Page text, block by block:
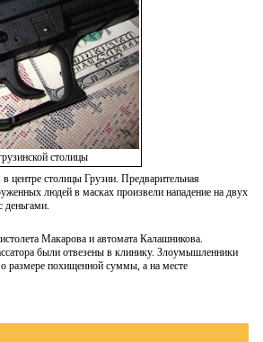
столицы
центре столицы Грузии. Предварительная
людей в масках произвели нападение на двух
деньгами.
Макарова и автомата Калашникова.
были отвезены в клинику. Злоумышленники
размере похищенной суммы, а на месте